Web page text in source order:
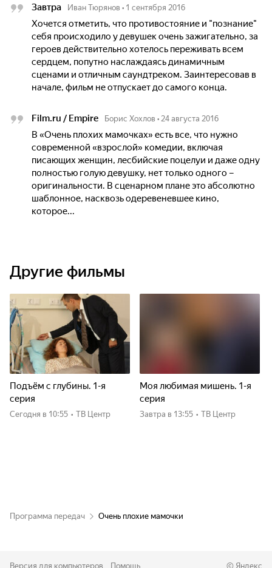
Завтра Иван Тюрянов • 1 сентября 2016
Хочется отметить, что противостояние и "познание"
себя происходило у девушек очень зажигательно, за
героев действительно хотелось переживать всем
сердцем, попутно наслаждаясь динамичным
сценами и отличным саундтреком. Заинтересовав в
начале, фильм не отпускает до самого конца.
Film.ru / Empire Борис Хохлов • 24 августа 2016
В «Очень плохих мамочках» есть все, что нужно
современной «взрослой» комедии, включая
писающих женщин, лесбийские поцелуи и даже одну
полностью голую девушку, нет только одного –
оригинальности. В сценарном плане это абсолютно
шаблонное, насквозь одеревеневшее кино,
которое...
Другие фильмы
Подъём с глубины. 1-я
серия
Сегодня в 10:55 • ТВ Центр
Моя любимая мишень. 1-я
серия
Завтра в 13:55 • ТВ Центр
Программа передач Очень плохие мамочки
Версия для компьютеров Помощь © Яндекс